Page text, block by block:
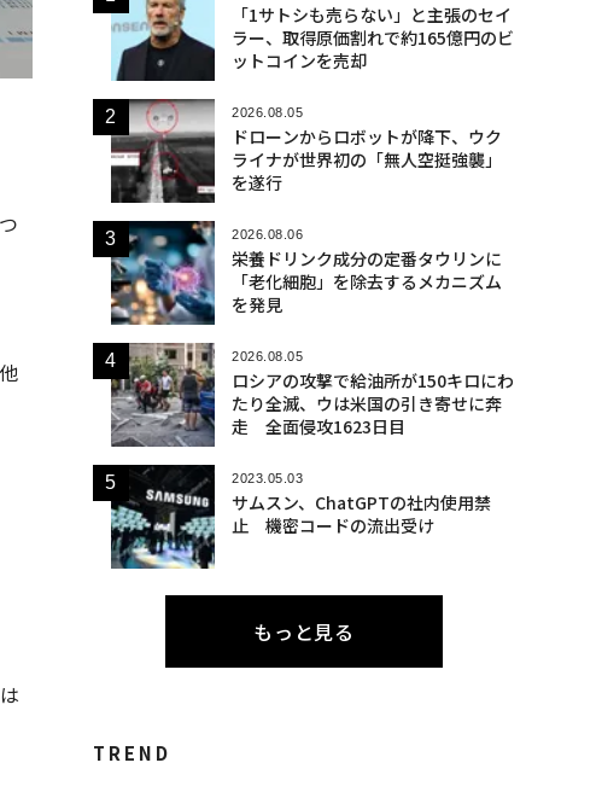
「1サトシも売らない」と主張のセイ
ラー、取得原価割れで約165億円のビ
ットコインを売却
2026.08.05
ドローンからロボットが降下、ウク
ライナが世界初の「無人空挺強襲」
を遂行
2026.08.06
栄養ドリンク成分の定番タウリンに
「老化細胞」を除去するメカニズム
を発見
2026.08.05
ロシアの攻撃で給油所が150キロにわ
たり全滅、ウは米国の引き寄せに奔
走 全面侵攻1623日目
2023.05.03
サムスン、ChatGPTの社内使用禁
止 機密コードの流出受け
もっと見る
TREND